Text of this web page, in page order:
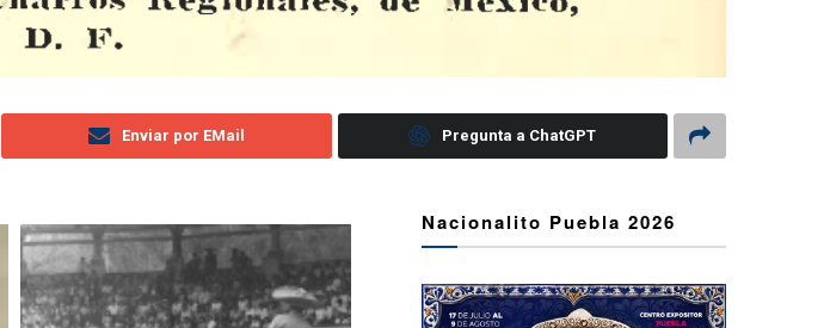
Enviar por EMail Pregunta a ChatGPT
Nacionalito Puebla 2026